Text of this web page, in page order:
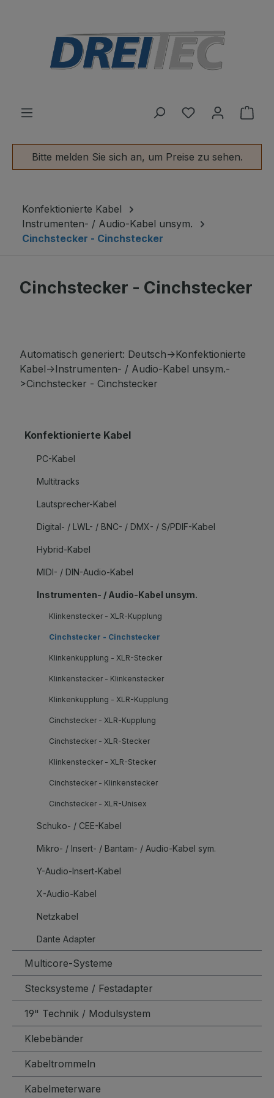
Du hast 0
Bitte melden Sie sich an, um Preise zu sehen.
Konfektionierte Kabel
Instrumenten- / Audio-Kabel unsym.
Cinchstecker - Cinchstecker
Cinchstecker - Cinchstecker
Automatisch generiert: Deutsch->Konfektionierte
Kabel->Instrumenten- / Audio-Kabel unsym.-
>Cinchstecker - Cinchstecker
Konfektionierte Kabel
PC-Kabel
Multitracks
Lautsprecher-Kabel
Digital- / LWL- / BNC- / DMX- / S/PDIF-Kabel
Hybrid-Kabel
MIDI- / DIN-Audio-Kabel
Instrumenten- / Audio-Kabel unsym.
Klinkenstecker - XLR-Kupplung
Cinchstecker - Cinchstecker
Klinkenkupplung - XLR-Stecker
Klinkenstecker - Klinkenstecker
Klinkenkupplung - XLR-Kupplung
Cinchstecker - XLR-Kupplung
Cinchstecker - XLR-Stecker
Klinkenstecker - XLR-Stecker
Cinchstecker - Klinkenstecker
Cinchstecker - XLR-Unisex
Schuko- / CEE-Kabel
Mikro- / Insert- / Bantam- / Audio-Kabel sym.
Y-Audio-Insert-Kabel
X-Audio-Kabel
Netzkabel
Dante Adapter
Multicore-Systeme
Stecksysteme / Festadapter
19" Technik / Modulsystem
Klebebänder
Kabeltrommeln
Kabelmeterware